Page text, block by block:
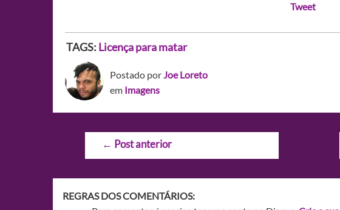
Tweet
TAGS: Licença para matar
Postado porJoe Loreto
em Imagens
Navegação
← Post anterior
REGRAS DOS COMENTÁRIOS: